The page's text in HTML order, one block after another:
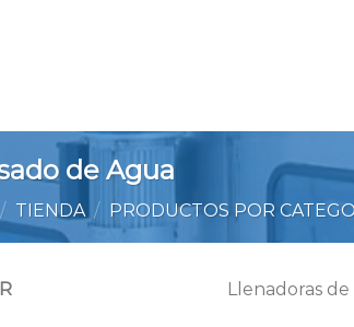
de Agua
/ TIENDA / PRODUCTOS POR
Llenadoras